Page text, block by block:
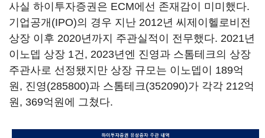
사실 하이투자증권은 ECM에선 존재감이 미미했다.
기업공개(IPO)의 경우 지난 2012년 씨제이헬로비전
상장 이후 2020년까지 주관실적이 전무했다. 2021년
이노뎁 상장 1건, 2023년엔 진영과 스톰테크의 상장
주관사로 선정됐지만 상장 규모는 이노뎁이 189억
원, 진영(285800)과 스톰테크(352090)가 각각 212억
원, 369억원에 그쳤다.